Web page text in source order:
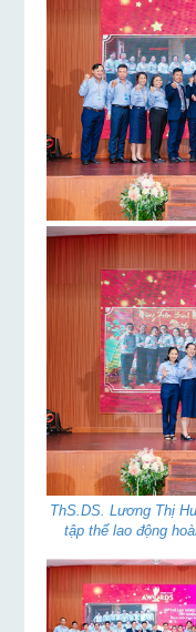
ThS.DS. Lương Thị
tập thể lao động